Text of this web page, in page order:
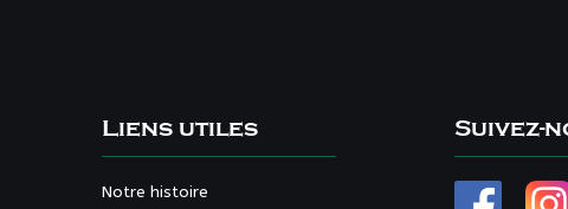
Liens utiles
Notre histoire
Suivez-